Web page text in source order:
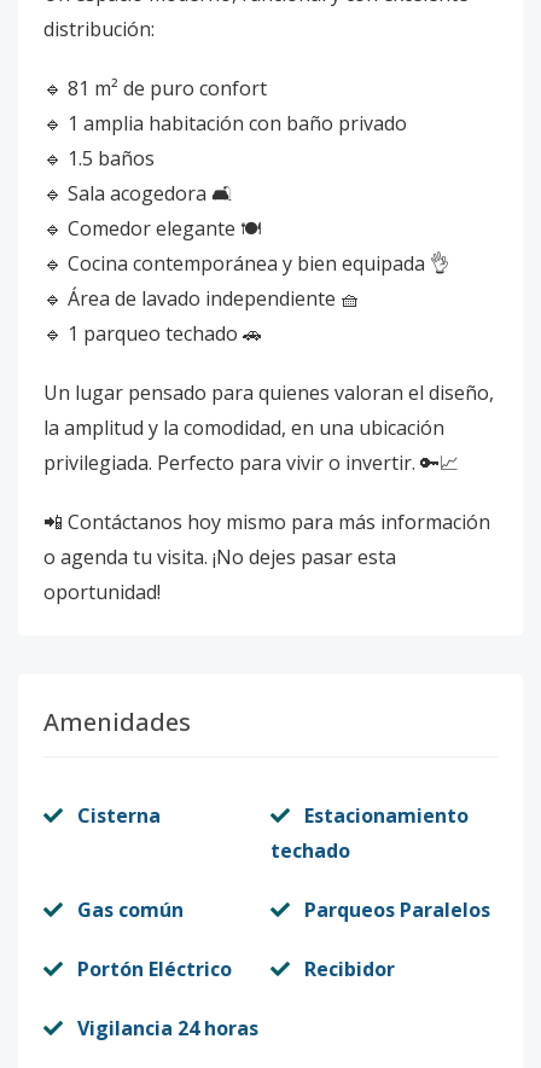
distribución:
🔹 81 m² de puro confort
🔹 1 amplia habitación con baño privado
🔹 1.5 baños
🔹 Sala acogedora 🛋️
🔹 Comedor elegante 🍽️
🔹 Cocina contemporánea y bien equipada 👌
🔹 Área de lavado independiente 🧺
🔹 1 parqueo techado 🚗
Un lugar pensado para quienes valoran el diseño,
la amplitud y la comodidad, en una ubicación
privilegiada. Perfecto para vivir o invertir. 🔑📈
📲 Contáctanos hoy mismo para más información
o agenda tu visita. ¡No dejes pasar esta
oportunidad!
Amenidades
Cisterna
Estacionamiento
techado
Gas común Parqueos Paralelos
Portón Eléctrico Recibidor
Vigilancia 24 horas